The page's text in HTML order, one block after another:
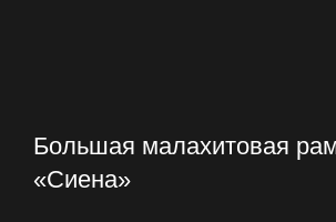
Большая малахитовая
«Сиена»